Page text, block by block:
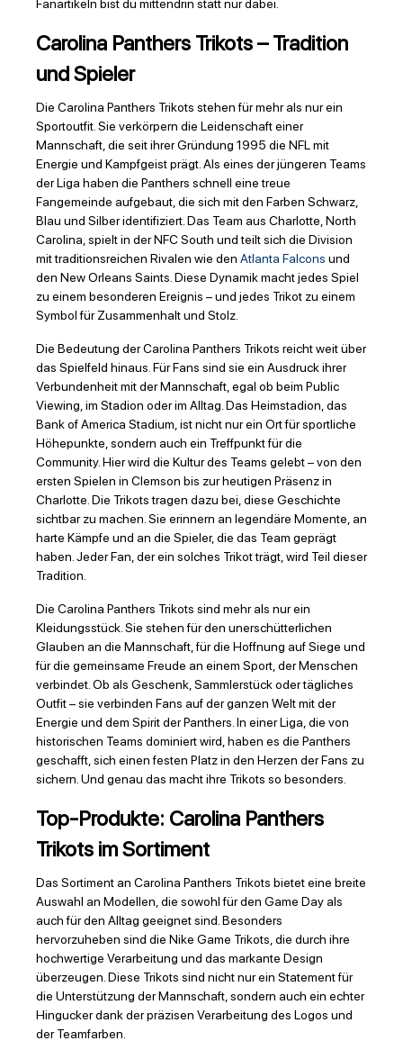
Fanartikeln bist du mittendrin statt nur dabei.
Carolina Panthers Trikots – Tradition
und Spieler
Die Carolina Panthers Trikots stehen für mehr als nur ein
Sportoutfit. Sie verkörpern die Leidenschaft einer
Mannschaft, die seit ihrer Gründung 1995 die NFL mit
Energie und Kampfgeist prägt. Als eines der jüngeren Teams
der Liga haben die Panthers schnell eine treue
Fangemeinde aufgebaut, die sich mit den Farben Schwarz,
Blau und Silber identifiziert. Das Team aus Charlotte, North
Carolina, spielt in der NFC South und teilt sich die Division
mit traditionsreichen Rivalen wie den Atlanta Falcons und
den New Orleans Saints. Diese Dynamik macht jedes Spiel
zu einem besonderen Ereignis – und jedes Trikot zu einem
Symbol für Zusammenhalt und Stolz.
Die Bedeutung der Carolina Panthers Trikots reicht weit über
das Spielfeld hinaus. Für Fans sind sie ein Ausdruck ihrer
Verbundenheit mit der Mannschaft, egal ob beim Public
Viewing, im Stadion oder im Alltag. Das Heimstadion, das
Bank of America Stadium, ist nicht nur ein Ort für sportliche
Höhepunkte, sondern auch ein Treffpunkt für die
Community. Hier wird die Kultur des Teams gelebt – von den
ersten Spielen in Clemson bis zur heutigen Präsenz in
Charlotte. Die Trikots tragen dazu bei, diese Geschichte
sichtbar zu machen. Sie erinnern an legendäre Momente, an
harte Kämpfe und an die Spieler, die das Team geprägt
haben. Jeder Fan, der ein solches Trikot trägt, wird Teil dieser
Tradition.
Die Carolina Panthers Trikots sind mehr als nur ein
Kleidungsstück. Sie stehen für den unerschütterlichen
Glauben an die Mannschaft, für die Hoffnung auf Siege und
für die gemeinsame Freude an einem Sport, der Menschen
verbindet. Ob als Geschenk, Sammlerstück oder tägliches
Outfit – sie verbinden Fans auf der ganzen Welt mit der
Energie und dem Spirit der Panthers. In einer Liga, die von
historischen Teams dominiert wird, haben es die Panthers
geschafft, sich einen festen Platz in den Herzen der Fans zu
sichern. Und genau das macht ihre Trikots so besonders.
Top-Produkte: Carolina Panthers
Trikots im Sortiment
Das Sortiment an Carolina Panthers Trikots bietet eine breite
Auswahl an Modellen, die sowohl für den Game Day als
auch für den Alltag geeignet sind. Besonders
hervorzuheben sind die Nike Game Trikots, die durch ihre
hochwertige Verarbeitung und das markante Design
überzeugen. Diese Trikots sind nicht nur ein Statement für
die Unterstützung der Mannschaft, sondern auch ein echter
Hingucker dank der präzisen Verarbeitung des Logos und
der Teamfarben.